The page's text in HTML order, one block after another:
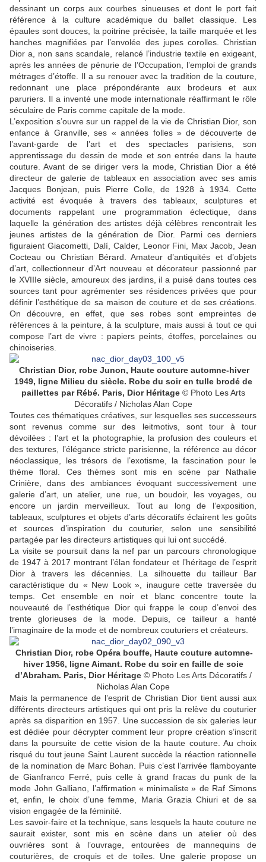
dessinant un corps aux courbes sinueuses et dont le port fait
référence à la culture académique du ballet classique. Les
épaules sont douces, la poitrine précisée, la taille marquée et les
hanches magnifiées par l’envolée des jupes corolles. Christian
Dior a, non sans scandale, relancé l’industrie textile en exigeant,
après les années de pénurie de l’Occupation, l’emploi de grands
métrages d’étoffe. Il a su renouer avec la tradition de la couture,
redonnant une place prépondérante aux brodeurs et aux
paruriers. Il a inventé une mode internationale réaffirmant le rôle
séculaire de Paris comme capitale de la mode.
L’exposition s’ouvre sur un rappel de la vie de Christian Dior, son
enfance à Granville, ses « années folles » de découverte de
l’avant-garde de l’art et des spectacles parisiens, son
apprentissage du dessin de mode et son entrée dans la haute
couture. Avant de se diriger vers la mode, Christian Dior a été
directeur de galerie de tableaux en association avec ses amis
Jacques Bonjean, puis Pierre Colle, de 1928 à 1934. Cette
activité est évoquée à travers des tableaux, sculptures et
documents rappelant une programmation éclectique, dans
laquelle la génération des artistes déjà célèbres rencontrait les
jeunes artistes de la génération de Dior. Parmi ces derniers
figuraient Giacometti, Dalí, Calder, Leonor Fini, Max Jacob, Jean
Cocteau ou Christian Bérard. Amateur d’antiquités et d’objets
d’art, collectionneur d’Art nouveau et décorateur passionné par
le XVIIIesiècle, amoureux des jardins, il a puisé dans toutes ces
sources tant pour agrémenter ses résidences privées que pour
définir l’esthétique de sa maison de couture et de ses créations.
On découvre, en effet, que ses robes sont empreintes de
références à la peinture, à la sculpture, mais aussi à tout ce qui
compose l’art de vivre : papiers peints, étoffes, porcelaines ou
chinoiseries.
Christian Dior, robe Junon, Haute couture automne-hiver
1949, ligne Milieu du siècle. Robe du soir en tulle brodé de
paillettes par Rébé. Paris, Dior Héritage© Photo Les Arts
Décoratifs / Nicholas Alan Cope
Toutes ces thématiques créatives, sur lesquelles ses successeurs
sont revenus comme sur des leitmotivs, sont tour à tour
dévoilées : l’art et la photographie, la profusion des couleurs et
des textures, l’élégance stricte parisienne, la référence au décor
néoclassique, les trésors de l’exotisme, la fascination pour le
thème floral. Ces thèmes sont mis en scène par Nathalie
Crinière, dans des ambiances évoquant successivement une
galerie d’art, un atelier, une rue, un boudoir, les voyages, ou
encore un jardin merveilleux. Tout au long de l’exposition,
tableaux, sculptures et objets d’arts décoratifs éclairent les goûts
et sources d’inspiration du couturier, selon une sensibilité
partagée par les directeurs artistiques qui lui ont succédé.
La visite se poursuit dans la nef par un parcours chronologique
de 1947 à 2017 montrant l’élan fondateur et l’héritage de l’esprit
Dior à travers les décennies. La silhouette du tailleur Bar
caractéristique du « New Look », inaugure cette traversée du
temps. Cet ensemble en noir et blanc concentre toute la
nouveauté de l’esthétique Dior qui frappe le coup d’envoi des
trente glorieuses de la mode. Depuis, ce tailleur a hanté
l’imaginaire de la mode et de nombreux couturiers et créateurs.
Christian Dior, robe Opéra bouffe, Haute couture automne-
hiver 1956, ligne Aimant. Robe du soir en faille de soie
d’Abraham. Paris, Dior Héritage © Photo Les Arts Décoratifs /
Nicholas Alan Cope
Mais la permanence de l’esprit de Christian Dior tient aussi aux
différents directeurs artistiques qui ont pris la relève du couturier
après sa disparition en 1957. Une succession de six galeries leur
est dédiée pour décrypter comment leur propre création s’inscrit
dans la poursuite de cette vision de la haute couture. Au choix
risqué du tout jeune Saint Laurent succède la réaction rationnelle
de la nomination de Marc Bohan. Puis c’est l’arrivée flamboyante
de Gianfranco Ferré, puis celle à grand fracas du punk de la
mode John Galliano, l’affirmation « minimaliste » de Raf Simons
et, enfin, le choix d’une femme, Maria Grazia Chiuri et de sa
vision engagée de la féminité.
Les savoir-faire et la technique, sans lesquels la haute couture ne
saurait exister, sont mis en scène dans un atelier où des
ouvrières sont à l’ouvrage, entourées de mannequins de
couturières, de croquis et de toiles. Une galerie propose un